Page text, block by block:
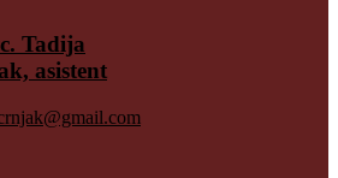
Tadija
asistent